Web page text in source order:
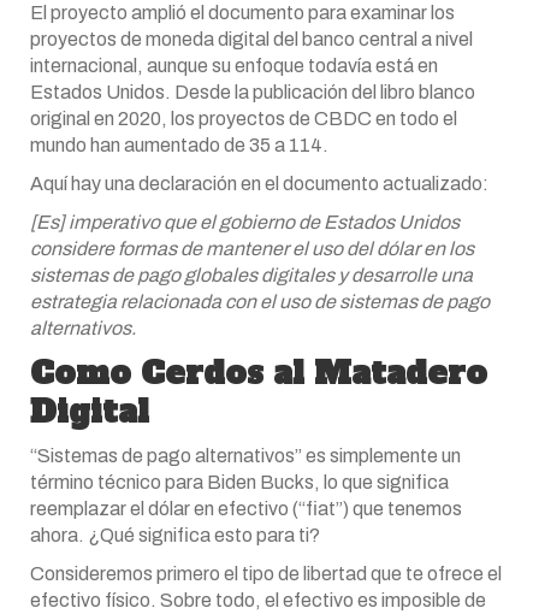
El proyecto amplió el documento para examinar los
proyectos de moneda digital del banco central a nivel
internacional, aunque su enfoque todavía está en
Estados Unidos. Desde la publicación del libro blanco
original en 2020, los proyectos de CBDC en todo el
mundo han aumentado de 35 a 114.
Aquí hay una declaración en el documento actualizado:
[Es] imperativo que el gobierno de Estados Unidos
considere formas de mantener el uso del dólar en los
sistemas de pago globales digitales y desarrolle una
estrategia relacionada con el uso de sistemas de pago
alternativos.
Como Cerdos al Matadero
Digital
“Sistemas de pago alternativos” es simplemente un
término técnico para Biden Bucks, lo que significa
reemplazar el dólar en efectivo (“fiat”) que tenemos
ahora. ¿Qué significa esto para ti?
Consideremos primero el tipo de libertad que te ofrece el
efectivo físico. Sobre todo, el efectivo es imposible de